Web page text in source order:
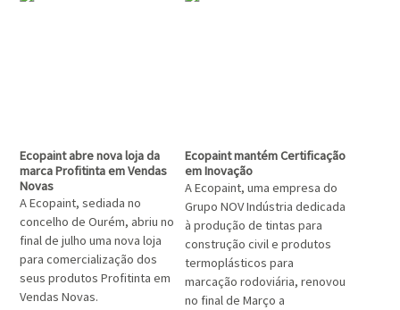
Ecopaint abre nova loja da
marca Profitinta em Vendas
Novas
A Ecopaint, sediada no
concelho de Ourém, abriu no
final de julho uma nova loja
para comercialização dos
seus produtos Profitinta em
Vendas Novas.
Ecopaint mantém Certificação
em Inovação
A Ecopaint, uma empresa do
Grupo NOV Indústria dedicada
à produção de tintas para
construção civil e produtos
termoplásticos para
marcação rodoviária, renovou
no final de Março a